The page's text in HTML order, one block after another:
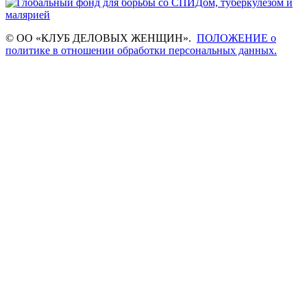
© ОО «КЛУБ ДЕЛОВЫХ ЖЕНЩИН». ПОЛОЖЕНИЕ о
политике в отношении обработки персональных данных.